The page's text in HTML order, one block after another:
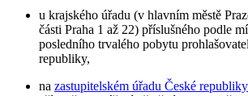
u krajského úřadu (v hlavním městě
části Praha 1 až 22) příslušného podle
posledního trvalého pobytu
republiky,
na zastupitelském úřadu České